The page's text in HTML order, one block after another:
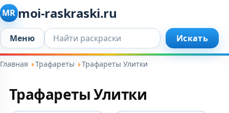
MR moi-raskraski.ru
Меню Искать... Искать
Главная Трафареты Трафареты Улитки
Трафареты Улитки